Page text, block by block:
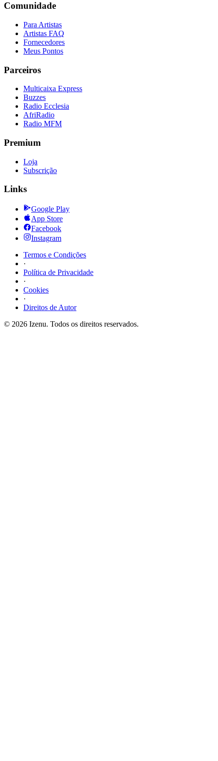
Comunidade
Para Artistas
Artistas FAQ
Fornecedores
Meus Pontos
Parceiros
Multicaixa Express
Buzzes
Radio Ecclesia
AfriRadio
Radio MFM
Premium
Loja
Subscrição
Links
Google Play
App Store
Facebook
Instagram
Termos e Condições
·
Política de Privacidade
·
Cookies
·
Direitos de Autor
© 2026 Izenu. Todos os direitos reservados.